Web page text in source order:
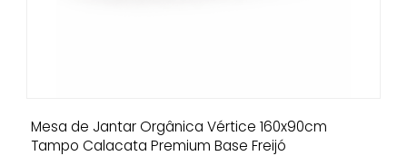
Mesa de Jantar Orgânica Vértice 160x90cm
Tampo Calacata Premium Base Freijó